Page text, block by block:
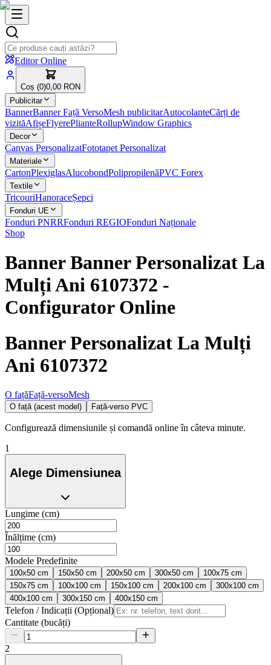
Editor Online
Coș (0)0,00 RON
Publicitar
BannerBanner Față VersoMesh publicitarAutocolanteCărți de
vizităAfișeFlyerePlianteRollupWindow Graphics
Decor
Canvas PersonalizatFototapet Personalizat
Materiale
CartonPlexiglasAlucobondPolipropilenăPVC Forex
Textile
TricouriHanoraceȘepci
Fonduri UE
Fonduri PNRRFonduri REGIOFonduri Naționale
Shop
Banner Banner Personalizat La
Mulți Ani 6107372 -
Configurator Online
Banner Personalizat La Mulți
Ani 6107372
O fațăFață-versoMesh
O față (acest model) Față-verso PVC
Configurează dimensiunile și comandă online în câteva minute.
1
Alege Dimensiunea
Lungime (cm)
Înălțime (cm)
Modele Predefinite
100x50 cm 150x50 cm 200x50 cm 300x50 cm
100x75 cm
150x75 cm
100x100 cm 150x100 cm 200x100 cm
300x100 cm
400x100 cm
300x150 cm 400x150 cm
Telefon / Indicații (Opțional)
Cantitate (bucăți)
2